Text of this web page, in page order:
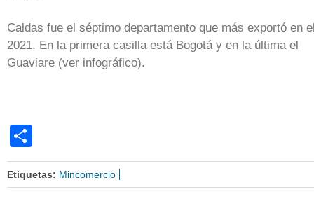
Caldas fue el séptimo departamento que más exportó en
2021. En la primera casilla está Bogotá y en la última el
Guaviare (ver infográfico).
Etiquetas: Mincomercio